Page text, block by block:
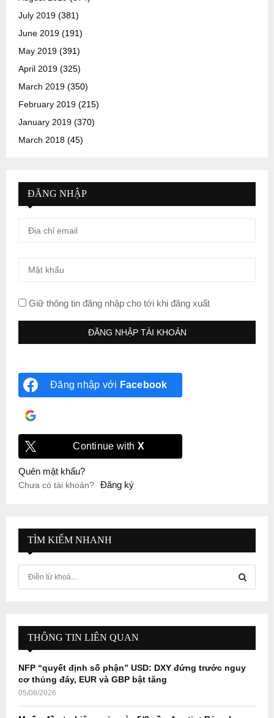
July 2019 (381)
June 2019 (191)
May 2019 (391)
April 2019 (325)
March 2019 (350)
February 2019 (215)
January 2019 (370)
March 2018 (45)
ĐĂNG NHẬP
Giữ thông tin đăng nhập cho tới khi đăng xuất
Đăng nhập với Facebook
Continue with X
Quên mật khẩu?
Chưa có tài khoản? Đăng ký
TÌM KIẾM NHANH
f
r
E
A
R
THÔNG TIN LIÊN QUAN
NFP “quyết định số phận” USD: DXY đứng trước nguy
cơ thủng đáy, EUR và GBP bật tăng
05/08/2026